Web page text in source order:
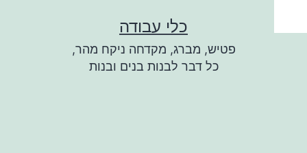
לתוכן
כלי עבודה
פטיש, מברג, מקדחה ניקח מהר,
כל דבר לבנות בנים ובנות